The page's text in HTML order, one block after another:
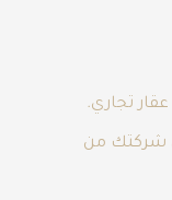
شركتك من